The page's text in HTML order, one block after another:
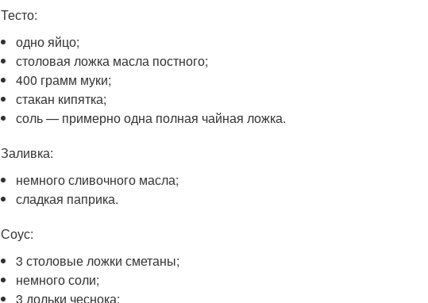
Тесто:
одно яйцо;
столовая ложка масла постного;
400 грамм муки;
стакан кипятка;
соль — примерно одна полная чайная ложка.
Заливка:
немного сливочного масла;
сладкая паприка.
Соус:
3 столовые ложки сметаны;
немного соли;
3 дольки чеснока;